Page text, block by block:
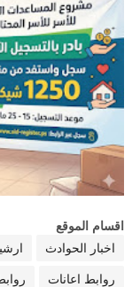
اقسام الموقع
اخبار الحوادث
روابط اعانات